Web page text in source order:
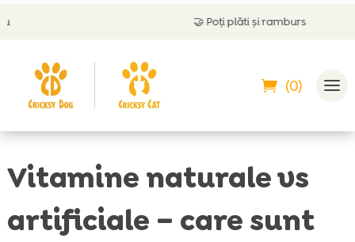
Poți plăti și ramburs
(0)
Vitamine naturale vs
artificiale – care sunt